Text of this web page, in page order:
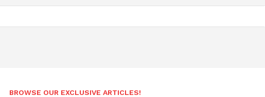
BROWSE OUR EXCLUSIVE ARTICLES!